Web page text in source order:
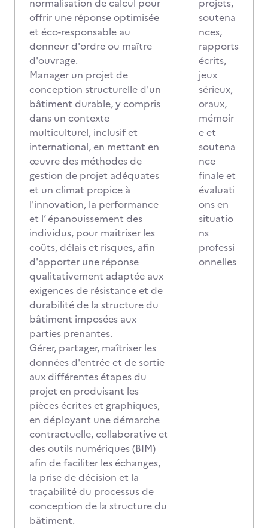
normalisation de calcul pour
offrir une réponse optimisée
et éco-responsable au
donneur d'ordre ou maître
d'ouvrage.
Manager un projet de
conception structurelle d'un
bâtiment durable, y compris
dans un contexte
multiculturel, inclusif et
international, en mettant en
œuvre des méthodes de
gestion de projet adéquates
et un climat propice à
l'innovation, la performance
et l’ épanouissement des
individus, pour maitriser les
coûts, délais et risques, afin
d'apporter une réponse
qualitativement adaptée aux
exigences de résistance et de
durabilité de la structure du
bâtiment imposées aux
parties prenantes.
Gérer, partager, maîtriser les
données d'entrée et de sortie
aux différentes étapes du
projet en produisant les
pièces écrites et graphiques,
en déployant une démarche
contractuelle, collaborative et
des outils numériques (BIM)
afin de faciliter les échanges,
la prise de décision et la
traçabilité du processus de
conception de la structure du
bâtiment.
projets,
soutena
nces,
rapports
écrits,
jeux
sérieux,
oraux,
mémoir
e et
soutena
nce
finale et
évaluati
ons en
situatio
ns
professi
onnelles